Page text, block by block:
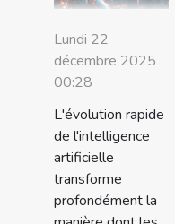
Lundi 22
décembre 2025
00:28
L'évolution rapide
de l'intelligence
artificielle
transforme
profondément la